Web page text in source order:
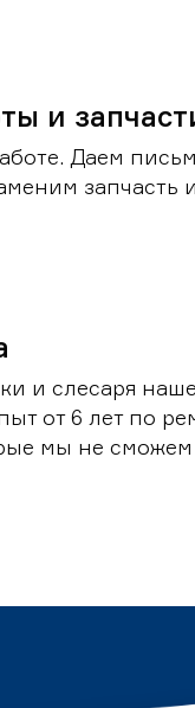
и
Даем
запчасть
и слесаря
от 6 лет по
мы не